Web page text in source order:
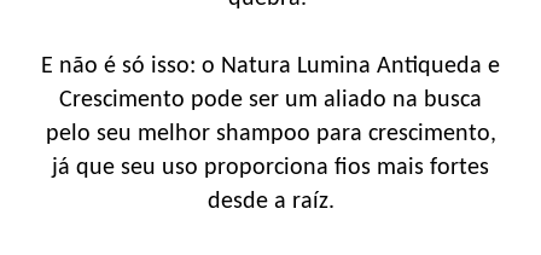
E não é só isso: o Natura Lumina Antiqueda e
Crescimento pode ser um aliado na busca
pelo seu melhor shampoo para crescimento,
já que seu uso proporciona fios mais fortes
desde a raíz.